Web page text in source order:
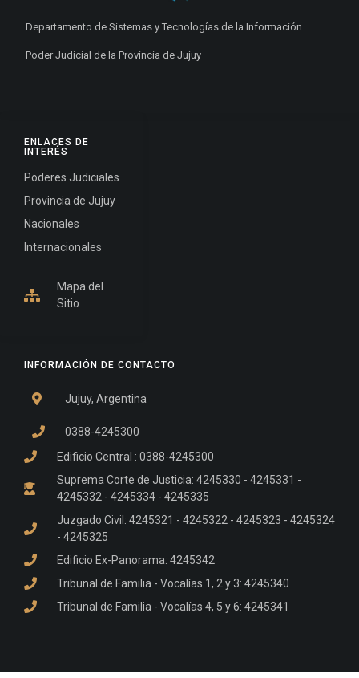
INFORMACIÓN DE CONTACTO
Jujuy, Argentina
0388-4245300
Edificio Central : 0388-4245300
Suprema Corte de Justicia: 4245330 - 4245331 -
4245332 - 4245334 - 4245335
Juzgado Civil: 4245321 - 4245322 - 4245323 - 4245324
- 4245325
Edificio Ex-Panorama: 4245342
Tribunal de Familia - Vocalías 1, 2 y 3: 4245340
Tribunal de Familia - Vocalías 4, 5 y 6: 4245341
ENLACES DE
INTERÉS
Poderes Judiciales
Provincia de Jujuy
Nacionales
Internacionales
Mapa del
Sitio
Departamento de Sistemas y Tecnologías de la Información.
Poder Judicial de la Provincia de Jujuy